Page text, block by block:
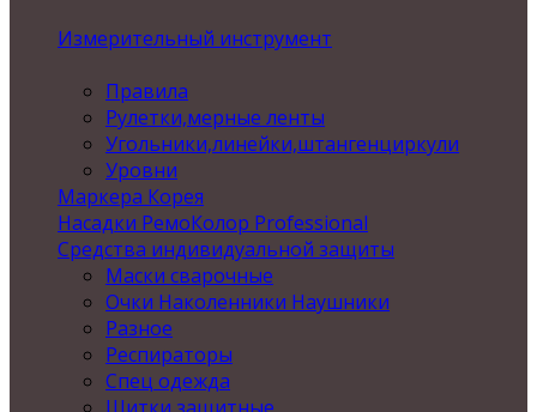
Измерительный инструмент
Правила
Рулетки,мерные ленты
Угольники,линейки,штангенциркули
Уровни
Маркера Корея
Насадки РемоКолор Professional
Средства индивидуальной защиты
Маски сварочные
Очки Наколенники Наушники
Разное
Респираторы
Спец одежда